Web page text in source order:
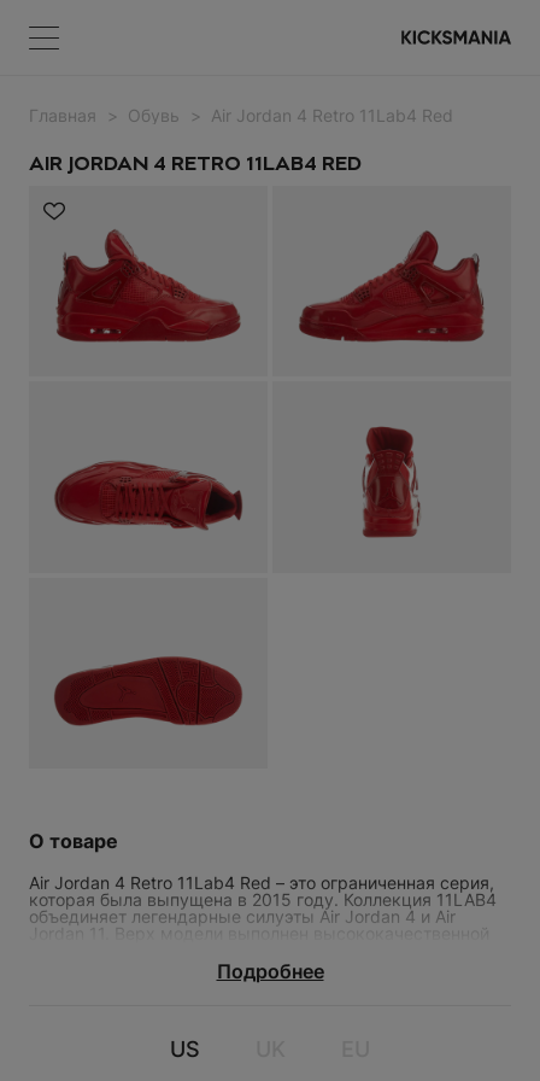
Главная Обувь Air Jordan 4 Retro 11Lab4 Red
AIR JORDAN 4 RETRO 11LAB4 RED
О товаре
Air Jordan 4 Retro 11Lab4 Red – это ограниченная серия,
которая была выпущена в 2015 году. Коллекция 11LAB4
объединяет легендарные силуэты Air Jordan 4 и Air
Jordan 11. Верх модели выполнен высококачественной
перфорационными элементами. Дизайн полностью
исполнен в ярком красном цвете. На язычке и задниках
подушкой Air в промежуточной подошве.
Подробнее
US
Меню ВОЙТИ
Забыли пароль?
Меню КОРЗИНА